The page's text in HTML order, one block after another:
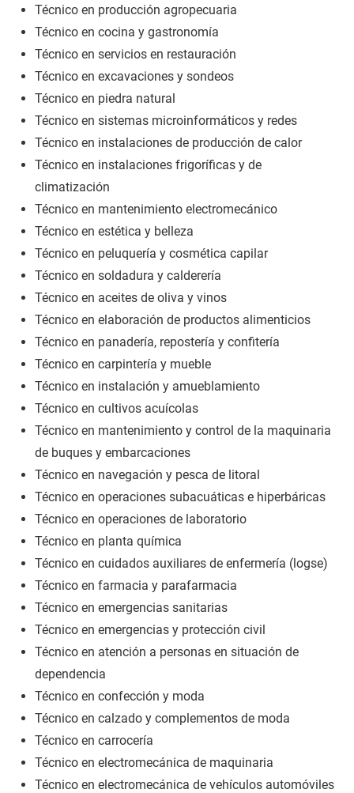
Técnico en producción agropecuaria
Técnico en cocina y gastronomía
Técnico en servicios en restauración
Técnico en excavaciones y sondeos
Técnico en piedra natural
Técnico en sistemas microinformáticos y redes
Técnico en instalaciones de producción de calor
Técnico en instalaciones frigoríficas y de
climatización
Técnico en mantenimiento electromecánico
Técnico en estética y belleza
Técnico en peluquería y cosmética capilar
Técnico en soldadura y calderería
Técnico en aceites de oliva y vinos
Técnico en elaboración de productos alimenticios
Técnico en panadería, repostería y confitería
Técnico en carpintería y mueble
Técnico en instalación y amueblamiento
Técnico en cultivos acuícolas
Técnico en mantenimiento y control de la maquinaria
de buques y embarcaciones
Técnico en navegación y pesca de litoral
Técnico en operaciones subacuáticas e hiperbáricas
Técnico en operaciones de laboratorio
Técnico en planta química
Técnico en cuidados auxiliares de enfermería (logse)
Técnico en farmacia y parafarmacia
Técnico en emergencias sanitarias
Técnico en emergencias y protección civil
Técnico en atención a personas en situación de
dependencia
Técnico en confección y moda
Técnico en calzado y complementos de moda
Técnico en carrocería
Técnico en electromecánica de maquinaria
Técnico en electromecánica de vehículos automóviles